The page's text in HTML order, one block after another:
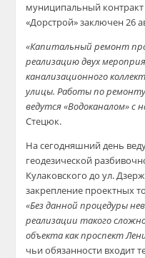
муниципальный
«Дорстрой» заключен 26
«Капитальный ремонт
реализацию двух
канализационного
улицы. Работы по
ведутся «Водоканалом» с
Стецюк.
На сегодняшний день
геодезической
Кулаковского до ул.
закрепление проектных
«Без данной процедуры
реализации такого
объекта как проспект
чьи обязанности входит